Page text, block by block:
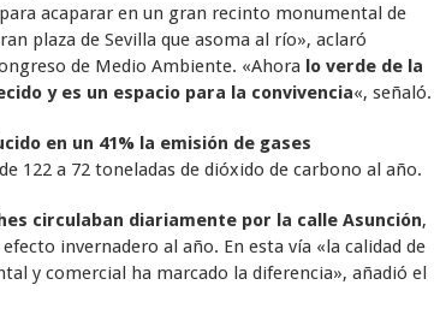
acaparar en un gran recinto monumental de
plaza de Sevilla que asoma al río», aclaró
de Medio Ambiente. «Ahora lo verde de la
y es un espacio para la convivencia«, señaló.
en un 41% la emisión de gases
122 a 72 toneladas de dióxido de carbono al año.
circulaban diariamente por la calle Asunción,
invernadero al año. En esta vía «la calidad de
y comercial ha marcado la diferencia», añadió el